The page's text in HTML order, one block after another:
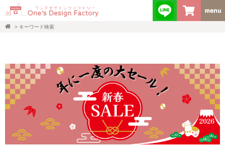
> キーワード検索